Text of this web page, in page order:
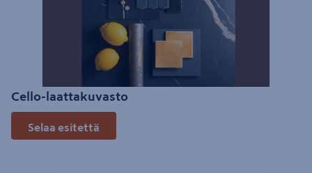
Cello-laattakuvasto
Selaa esitettä